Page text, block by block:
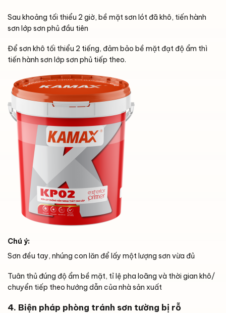
Sau khoảng tối thiểu 2 giờ, bề mặt sơn lót đã khô, tiến hành
sơn lớp sơn phủ đầu tiên
Để sơn khô tối thiểu 2 tiếng, đảm bảo bề mặt đạt độ ẩm thì
tiến hành sơn lớp sơn phủ tiếp theo.
Chú ý:
Sơn đều tay, nhúng con lăn để lấy một lượng sơn vừa đủ
Tuân thủ đúng độ ẩm bề mặt, tỉ lệ pha loãng và thời gian khô/
chuyển tiếp theo hướng dẫn của nhà sản xuất
4. Biện pháp phòng tránh sơn tường bị rỗ